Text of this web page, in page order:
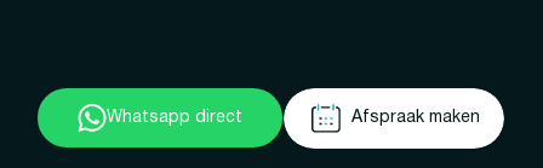
Whatsapp direct Afspraak maken